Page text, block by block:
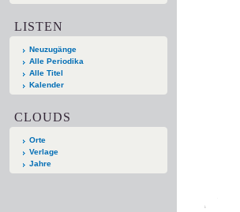
LISTEN
Neuzugänge
Alle Periodika
Alle Titel
Kalender
CLOUDS
Orte
Verlage
Jahre